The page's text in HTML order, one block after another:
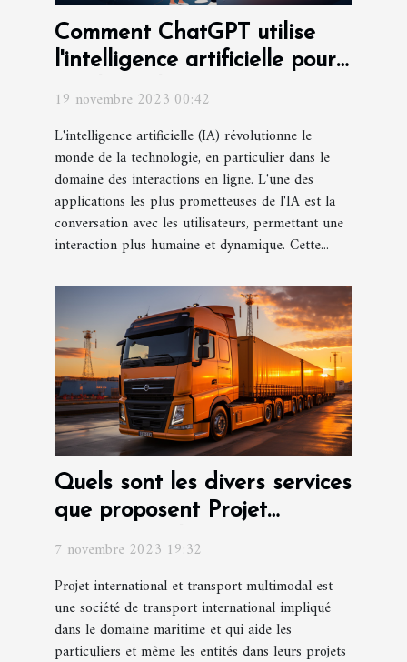
Comment ChatGPT utilise
l'intelligence artificielle pour
19 novembre 2023 00:42
L'intelligence artificielle (IA) révolutionne le
monde de la technologie, en particulier dans le
domaine des interactions en ligne. L'une des
applications les plus prometteuses de l'IA est la
conversation avec les utilisateurs, permettant une
interaction plus humaine et dynamique. Cette...
Quels sont les divers services
que proposent Projet
international et transport
7 novembre 2023 19:32
Projet international et transport multimodal est
une société de transport international impliqué
dans le domaine maritime et qui aide les
particuliers et même les entités dans leurs projets